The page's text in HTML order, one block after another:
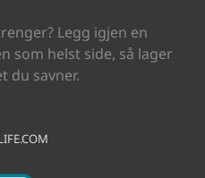
Legg igjen en
som helst side, så lager
du savner.